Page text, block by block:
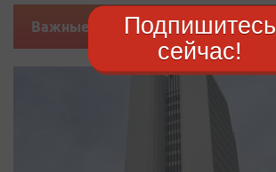
Важные новостиПодпишитесь
сейчас!